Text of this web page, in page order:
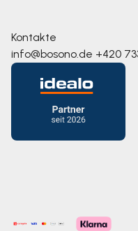
Kontakte
info@bosono.de +420